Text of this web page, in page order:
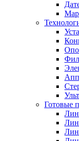
Готовые